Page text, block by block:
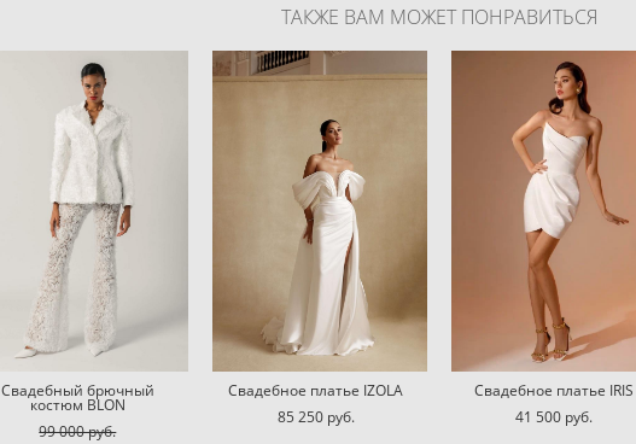
ТАКЖЕ ВАМ МОЖЕТ ПОНРАВИТЬСЯ
Свадебный брючный
костюм BLON
99 000 pуб.
Свадебное платье IZOLA
85 250 pуб.
Свадебное платье IRIS
41 500 pуб.